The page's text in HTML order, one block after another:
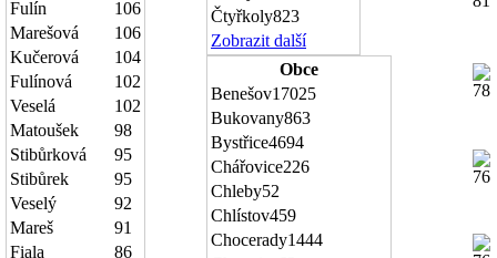
Fulín
106
Marešová
106
Kučerová
104
Fulínová
102
Veselá
102
Matoušek
98
Stibůrková
95
Stibůrek
95
Veselý
92
Mareš
91
Fiala
86
Čtyřkoly823
Zobrazit další
Obce
Benešov17025
Bukovany863
Bystřice4694
Chářovice226
Chleby52
Chlístov459
Chocerady1444